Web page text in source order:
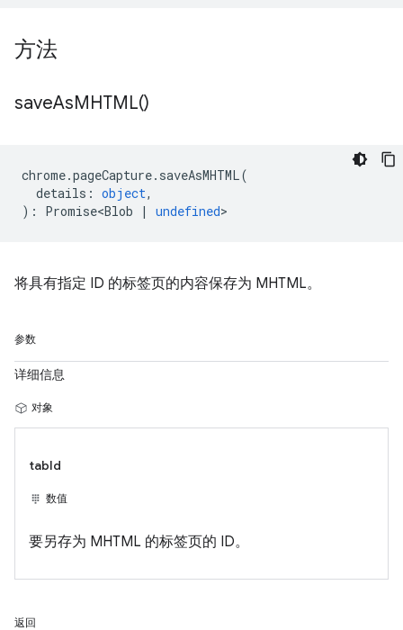
方法
saveAsMHTML()
chrome.pageCapture. saveAsMHTML(
details : object,
) : Promise<Blob | undefined>
将具有指定 ID 的标签页的内容保存为 MHTML。
参数
详细信息
对象
tabId
数值
要另存为 MHTML 的标签页的 ID。
返回